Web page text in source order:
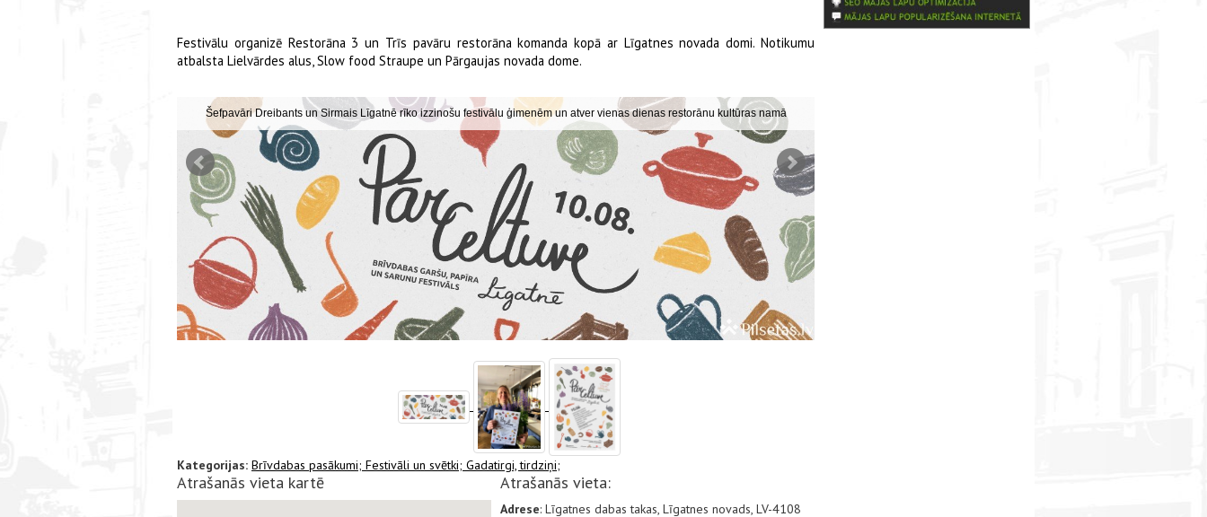
Festivālu organizē Restorāna 3 un Trīs pavāru restorāna komanda kopā ar Līgatnes novada domi. Notikumu
atbalsta Lielvārdes alus, Slow food Straupe un Pārgaujas novada dome.
Šefpavāri Dreibants un Sirmais Līgatnē rīko izzinošu festivālu ģimenēm un atver vienas dienas restorānu kultūras namā
Kategorijas: Brīvdabas pasākumi; Festivāli un svētki; Gadatirgi, tirdziņi;
Atrašanās vieta kartē Atrašanās vieta:
Adrese: Līgatnes dabas takas, Līgatnes novads, LV-4108